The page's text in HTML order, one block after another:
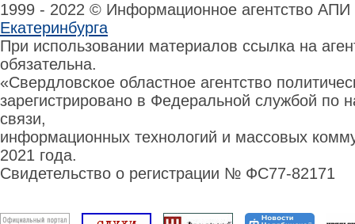
1999 - 2022 © Информационное агентство
Екатеринбурга
При использовании материалов ссылка на
обязательна.
«Свердловское областное агентство
зарегистрировано в Федеральной службой по
связи,
информационных технологий и массовых
2021 года.
Свидетельство о регистрации № ФС77-82171